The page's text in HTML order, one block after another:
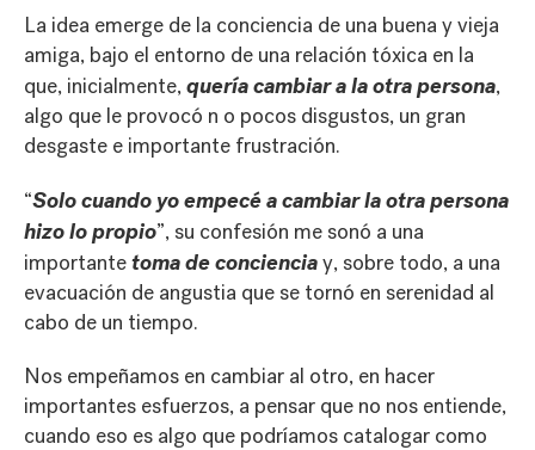
La idea emerge de la conciencia de una buena y vieja
amiga, bajo el entorno de una relación tóxica en la
que, inicialmente,quería cambiar a la otra persona,
algo que le provocó n o pocos disgustos, un gran
desgaste e importante frustración.
“Solo cuando yo empecé a cambiar la otra persona
hizo lo propio”, su confesión me sonó a una
importantetoma de concienciay, sobre todo, a una
evacuación de angustia que se tornó en serenidad al
cabo de un tiempo.
Nos empeñamos en cambiar al otro, en hacer
importantes esfuerzos, a pensar que no nos entiende,
cuando eso es algo que podríamos catalogar como